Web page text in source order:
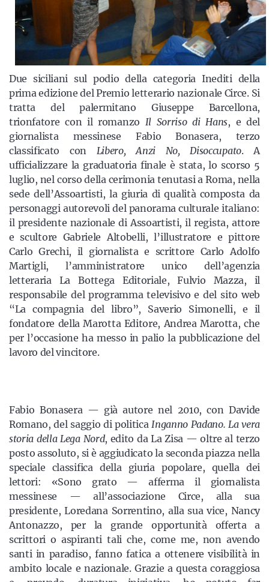
Due siciliani sul podio della categoria Inediti della
prima edizione del Premio letterario nazionale Circe. Si
tratta del palermitano Giuseppe Barcellona,
trionfatore con il romanzo Il Sorriso di Hans, e del
giornalista messinese Fabio Bonasera, terzo
classificato con Libero, Anzi No, Disoccupato. A
ufficializzare la graduatoria finale è stata, lo scorso 5
luglio, nel corso della cerimonia tenutasi a Roma, nella
sede dell’Assoartisti, la giuria di qualità composta da
personaggi autorevoli del panorama culturale italiano:
il presidente nazionale di Assoartisti, il regista, attore
e scultore Gabriele Altobelli, l’illustratore e pittore
Carlo Grechi, il giornalista e scrittore Carlo Adolfo
Martigli, l’amministratore unico dell’agenzia
letteraria La Bottega Editoriale, Fulvio Mazza, il
responsabile del programma televisivo e del sito web
“La compagnia del libro”, Saverio Simonelli, e il
fondatore della Marotta Editore, Andrea Marotta, che
per l’occasione ha messo in palio la pubblicazione del
lavoro del vincitore.
Fabio Bonasera — già autore nel 2010, con Davide
Romano, del saggio di politica Inganno Padano. La vera
storia della Lega Nord, edito da La Zisa — oltre al terzo
posto assoluto, si è aggiudicato la seconda piazza nella
speciale classifica della giuria popolare, quella dei
lettori: «Sono grato — afferma il giornalista
messinese — all’associazione Circe, alla sua
presidente, Loredana Sorrentino, alla sua vice, Nancy
Antonazzo, per la grande opportunità offerta a
scrittori o aspiranti tali che, come me, non avendo
santi in paradiso, fanno fatica a ottenere visibilità in
ambito locale e nazionale. Grazie a questa coraggiosa